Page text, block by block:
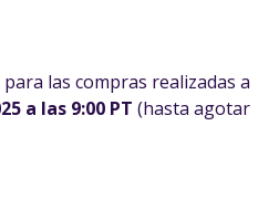
las compras realizadas a
a las 9:00 PT (hasta agotar